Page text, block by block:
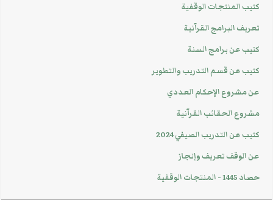
كتيب المنتجات الوقفية
تعريف البرامج القرآنية
كتيب عن برامج السنة
كتيب عن قسم التدريب والتطوير
عن مشروع الإحكام العددي
مشروع الحقائب القرآنية
كتيب عن التدريب الصيفي 2024
عن الوقف تعريف وإنجاز
حصاد 1445 - المنتجات الوقفية